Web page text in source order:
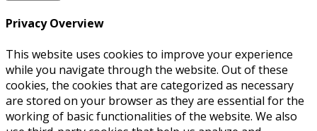
Privacy Overview
This website uses cookies to improve your experience
while you navigate through the website. Out of these
cookies, the cookies that are categorized as necessary
are stored on your browser as they are essential for the
working of basic functionalities of the website. We also